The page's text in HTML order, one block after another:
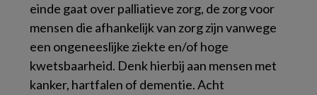
einde gaat over palliatieve zorg, de zorg voor
mensen die afhankelijk van zorg zijn vanwege
een ongeneeslijke ziekte en/of hoge
kwetsbaarheid. Denk hierbij aan mensen met
kanker, hartfalen of dementie. Acht